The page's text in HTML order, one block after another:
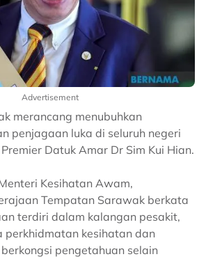
Advertisement
merancang menubuhkan
penjagaan luka di seluruh negeri
Datuk Amar Dr Sim Kui Hian.
Kesihatan Awam,
Tempatan Sarawak berkata
terdiri dalam kalangan pesakit,
perkhidmatan kesihatan dan
pengetahuan selain